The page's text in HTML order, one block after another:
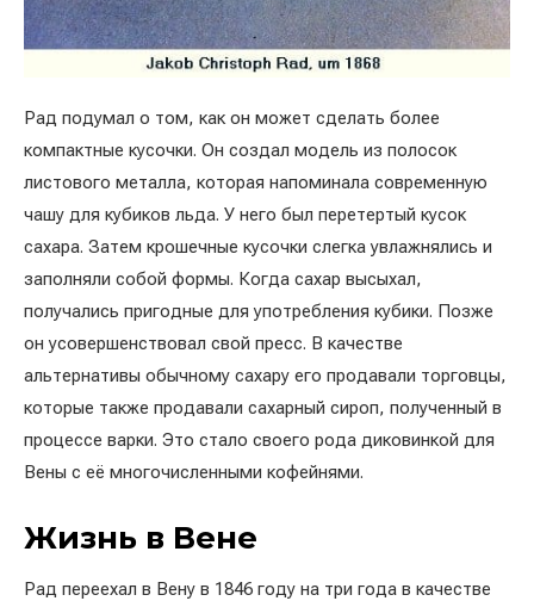
Рад подумал о том, как он может сделать более
компактные кусочки. Он создал модель из полосок
листового металла, которая напоминала современную
чашу для кубиков льда. У него был перетертый кусок
сахара. Затем крошечные кусочки слегка увлажнялись и
заполняли собой формы. Когда сахар высыхал,
получались пригодные для употребления кубики. Позже
он усовершенствовал свой пресс. В качестве
альтернативы обычному сахару его продавали торговцы,
которые также продавали сахарный сироп, полученный в
процессе варки. Это стало своего рода диковинкой для
Вены с её многочисленными кофейнями.
Жизнь в Вене
Рад переехал в Вену в 1846 году на три года в качестве